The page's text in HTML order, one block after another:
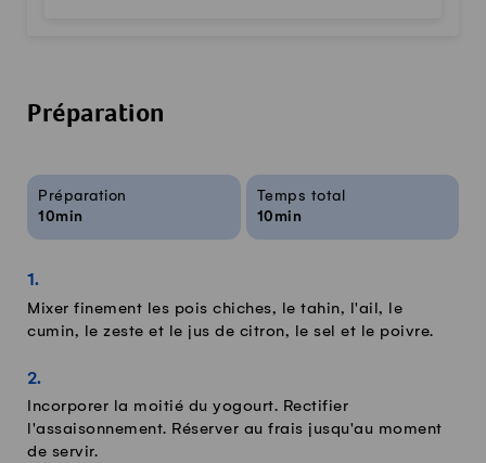
Préparation
Infos sur la recette
Préparation
10min
Temps total
10min
Mixer finement les pois chiches, le tahin, l'ail, le
cumin, le zeste et le jus de citron, le sel et le poivre.
Incorporer la moitié du yogourt. Rectifier
l'assaisonnement. Réserver au frais jusqu'au moment
de servir.